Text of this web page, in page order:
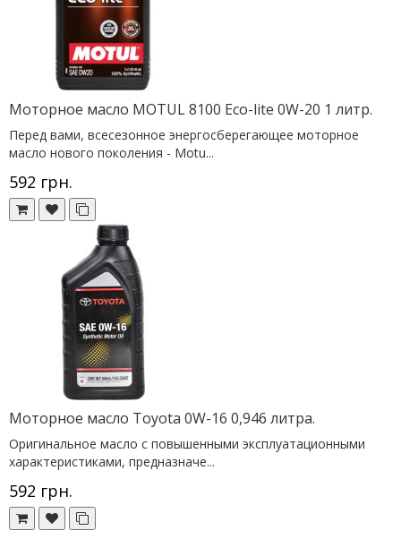
Моторное масло MOTUL 8100 Eco-lite 0W-20 1 литр.
Перед вами, всесезонное энергосберегающее моторное
масло нового поколения - Motu...
592 грн.
Моторное масло Toyota 0W-16 0,946 литра.
Оригинальное масло с повышенными эксплуатационными
характеристиками, предназначе...
592 грн.